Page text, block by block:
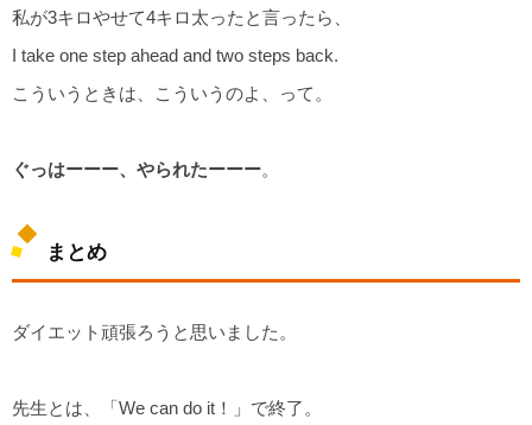
私が3キロやせて4キロ太ったと言ったら、
I take one step ahead and two steps back.
こういうときは、こういうのよ、って。
ぐっはーーー、やられたーーー。
まとめ
ダイエット頑張ろうと思いました。
先生とは、「We can do it！」で終了。